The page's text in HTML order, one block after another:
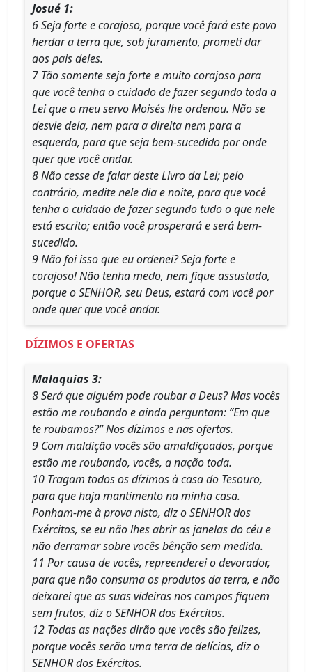
Josué 1:
6 Seja forte e corajoso, porque você fará este povo
herdar a terra que, sob juramento, prometi dar
aos pais deles.
7 Tão somente seja forte e muito corajoso para
que você tenha o cuidado de fazer segundo toda a
Lei que o meu servo Moisés lhe ordenou. Não se
desvie dela, nem para a direita nem para a
esquerda, para que seja bem-sucedido por onde
quer que você andar.
8 Não cesse de falar deste Livro da Lei; pelo
contrário, medite nele dia e noite, para que você
tenha o cuidado de fazer segundo tudo o que nele
está escrito; então você prosperará e será bem-
sucedido.
9 Não foi isso que eu ordenei? Seja forte e
corajoso! Não tenha medo, nem fique assustado,
porque o SENHOR, seu Deus, estará com você por
onde quer que você andar.
DÍZIMOS E OFERTAS
Malaquias 3:
8 Será que alguém pode roubar a Deus? Mas vocês
estão me roubando e ainda perguntam: “Em que
te roubamos?” Nos dízimos e nas ofertas.
9 Com maldição vocês são amaldiçoados, porque
estão me roubando, vocês, a nação toda.
10 Tragam todos os dízimos à casa do Tesouro,
para que haja mantimento na minha casa.
Ponham-me à prova nisto, diz o SENHOR dos
Exércitos, se eu não lhes abrir as janelas do céu e
não derramar sobre vocês bênção sem medida.
11 Por causa de vocês, repreenderei o devorador,
para que não consuma os produtos da terra, e não
deixarei que as suas videiras nos campos fiquem
sem frutos, diz o SENHOR dos Exércitos.
12 Todas as nações dirão que vocês são felizes,
porque vocês serão uma terra de delícias, diz o
SENHOR dos Exércitos.